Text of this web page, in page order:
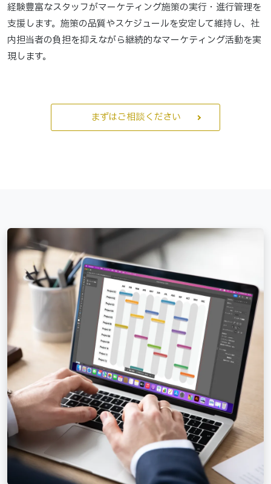
経験豊富なスタッフがマーケティング施策の実行・進行管理を
支援します。施策の品質やスケジュールを安定して維持し、社
内担当者の負担を抑えながら継続的なマーケティング活動を実
現します。
まずはご相談ください